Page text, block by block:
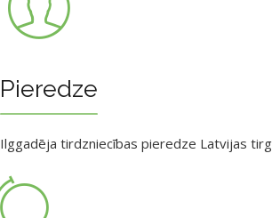
Pieredze
Ilggadēja tirdzniecības pieredze Latvijas